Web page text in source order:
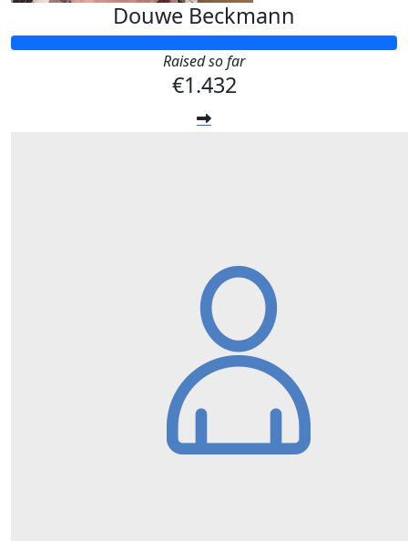
Douwe Beckmann
Raised so far
€1.432